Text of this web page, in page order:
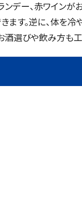
デー、赤ワインが
す。逆に、体を
酒選びや飲み方も工